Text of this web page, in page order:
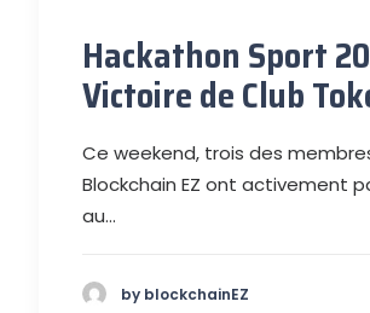
Hackathon Sport
Victoire de Club
Ce weekend, trois des
Blockchain EZ ont activement
au…
by blockchainEZ